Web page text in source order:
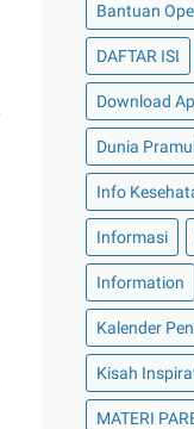
Bantuan
DAFTAR ISI
Download
Dunia
Info
Informasi
Information
Kalender
Kisah
MATERI